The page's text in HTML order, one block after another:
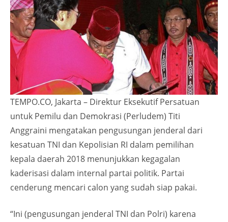
TEMPO.CO, Jakarta – Direktur Eksekutif Persatuan
untuk Pemilu dan Demokrasi (Perludem) Titi
Anggraini mengatakan pengusungan jenderal dari
kesatuan TNI dan Kepolisian RI dalam pemilihan
kepala daerah 2018 menunjukkan kegagalan
kaderisasi dalam internal partai politik. Partai
cenderung mencari calon yang sudah siap pakai.
“Ini (pengusungan jenderal TNI dan Polri) karena